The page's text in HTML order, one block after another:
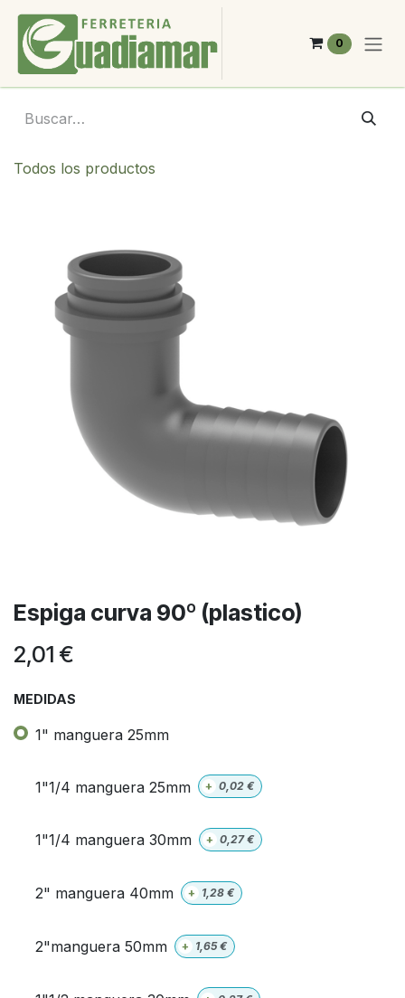
Ir al contenido
0
Todos los productos
Espiga curva 90º (plastico)
2,01 €
MEDIDAS
1" manguera 25mm
1"1/4 manguera 25mm + 0,02 €
1"1/4 manguera 30mm + 0,27€
2" manguera 40mm + 1,28 €
2"manguera 50mm + 1,65€